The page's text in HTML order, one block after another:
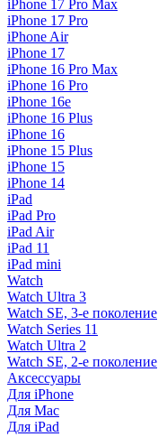
iPhone 17 Pro Max
iPhone 17 Pro
iPhone Air
iPhone 17
iPhone 16 Pro Max
iPhone 16 Pro
iPhone 16e
iPhone 16 Plus
iPhone 16
iPhone 15 Plus
iPhone 15
iPhone 14
iPad
iPad Pro
iPad Air
iPad 11
iPad mini
Watch
Watch Ultra 3
Watch SE, 3-е поколение
Watch Series 11
Watch Ultra 2
Watch SE, 2-е поколение
Аксессуары
Для iPhone
Для Mac
Для iPad